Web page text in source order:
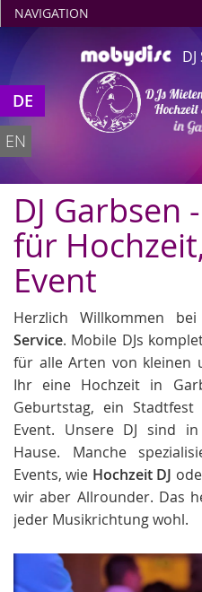
DJ
DJs Mieten
Hochzeit
in
NAVIGATION
DE
EN
DJ Garbsen
für
Event
Herzlich Willkommen bei
Service. Mobile DJs
für alle Arten von kleinen
Ihr eine Hochzeit in
Geburtstag, ein
Event. Unsere DJ sind
Hause. Manche
Events, wie Hochzeit DJ
wir aber Allrounder. Das
jeder Musikrichtung wohl.